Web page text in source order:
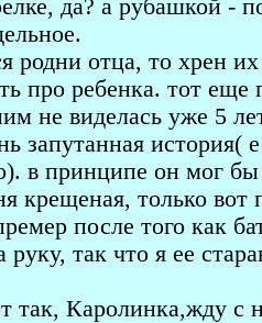
да? а рубашкой -
родни отца, то хрен
про ребенка. тот еще
не виделась уже 5
запутанная история(
в принципе он мог
крещеная, только
после того как
руку, так что я ее
так, Каролинка,жду с